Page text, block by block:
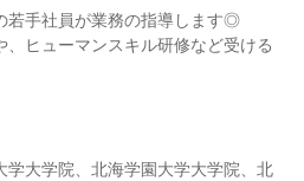
若手社員が業務の指導します◎
、ヒューマンスキル研修など受ける
学大学院、北海学園大学大学院、北